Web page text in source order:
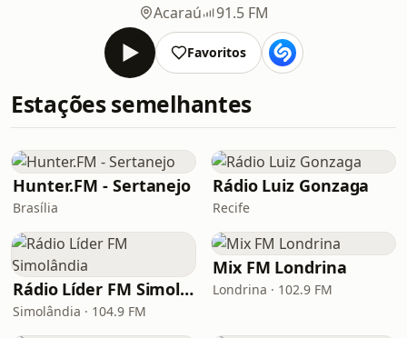
Acaraú
91.5 FM
Favoritos
Estações semelhantes
Hunter.FM - Sertanejo
Brasília
Rádio Luiz Gonzaga
Recife
Rádio Líder FM Simolândia
Simolândia · 104.9 FM
Mix FM Londrina
Londrina · 102.9 FM